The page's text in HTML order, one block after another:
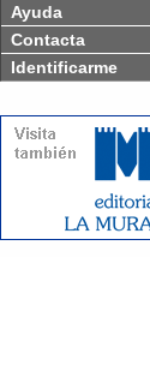
Ayuda
Contacta
Identificarme